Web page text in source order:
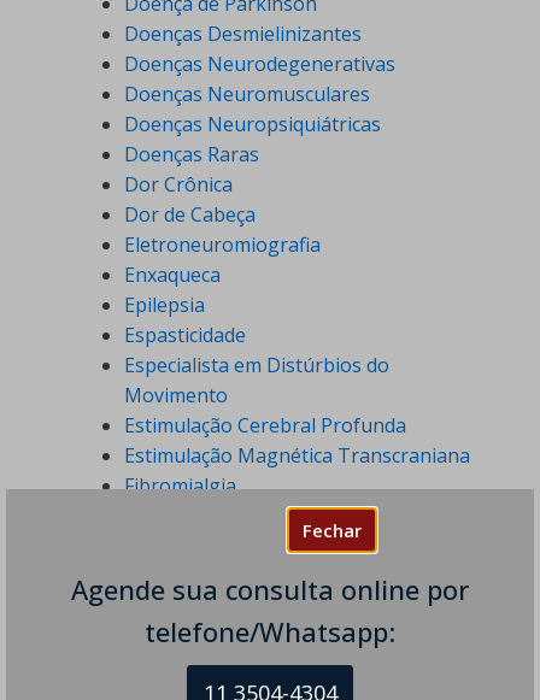
Fechar
Agende sua consulta online por
telefone/Whatsapp:
11 3504-4304
Doenças Desmielinizantes
Doenças Neurodegenerativas
Doenças Neuromusculares
Doenças Neuropsiquiátricas
Doenças Raras
Dor Crônica
Dor de Cabeça
Eletroneuromiografia
Enxaqueca
Epilepsia
Espasticidade
Especialista em Distúrbios do
Movimento
Estimulação Cerebral Profunda
Estimulação Magnética Transcraniana
Fibromialgia
Lúpus Eritematoso Sistêmico
Miastenia gravis
Neuroestimulação
Neurologia
Neuropatias